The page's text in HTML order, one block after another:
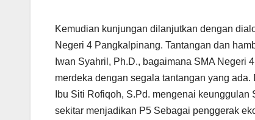
Kemudian kunjungan dilanjutkan dengan
Negeri 4 Pangkalpinang. Tantangan dan
Iwan Syahril, Ph.D., bagaimana SMA Negeri
merdeka dengan segala tantangan yang
Ibu Siti Rofiqoh, S.Pd. mengenai
sekitar menjadikan P5 Sebagai penggerak